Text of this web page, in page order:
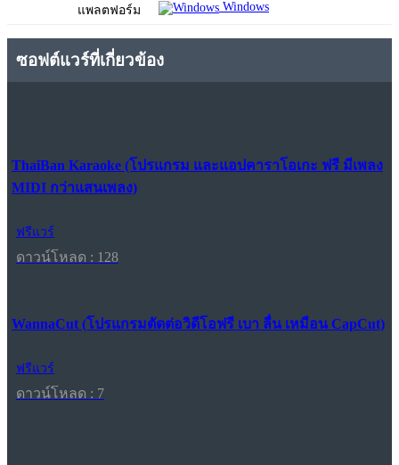
แพลตฟอร์ม Windows
ซอฟต์แวร์ที่เกี่ยวข้อง
ThaiBan Karaoke (โปรแกรม และแอปคาราโอเกะ ฟรี มีเพลง
MIDI กว่าแสนเพลง)
ฟรีแวร์
ดาวน์โหลด : 128
WannaCut (โปรแกรมตัดต่อวิดีโอฟรี เบา ลื่น เหมือน CapCut)
ฟรีแวร์
ดาวน์โหลด : 7